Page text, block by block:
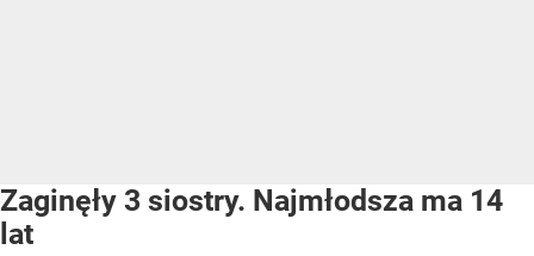
Zaginęły 3 siostry. Najmłodsza ma 14
lat